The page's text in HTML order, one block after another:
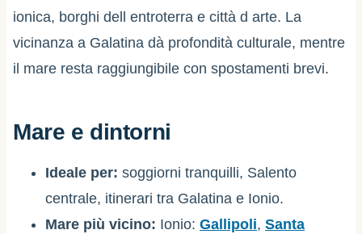
ionica, borghi dell entroterra e città d arte. La
vicinanza a Galatina dà profondità culturale, mentre
il mare resta raggiungibile con spostamenti brevi.
Mare e dintorni
Ideale per: soggiorni tranquilli, Salento
centrale, itinerari tra Galatina e Ionio.
Mare più vicino: Ionio: Gallipoli, Santa